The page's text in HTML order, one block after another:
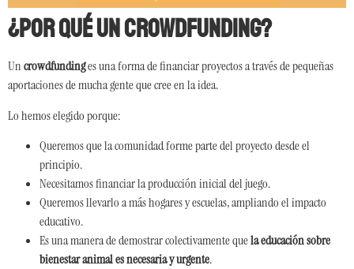
¿Por qué un crowdfunding?
Uncrowdfundinges una forma de financiar proyectos a través de pequeñas
aportaciones de mucha gente que cree en la idea.
Lo hemos elegido porque:
Queremos que la comunidad forme parte del proyecto desde el
principio.
Necesitamos financiar la producción inicial del juego.
Queremos llevarlo a más hogares y escuelas, ampliando el impacto
educativo.
Es una manera de demostrar colectivamente quela educación sobre
bienestar animal es necesaria y urgente.